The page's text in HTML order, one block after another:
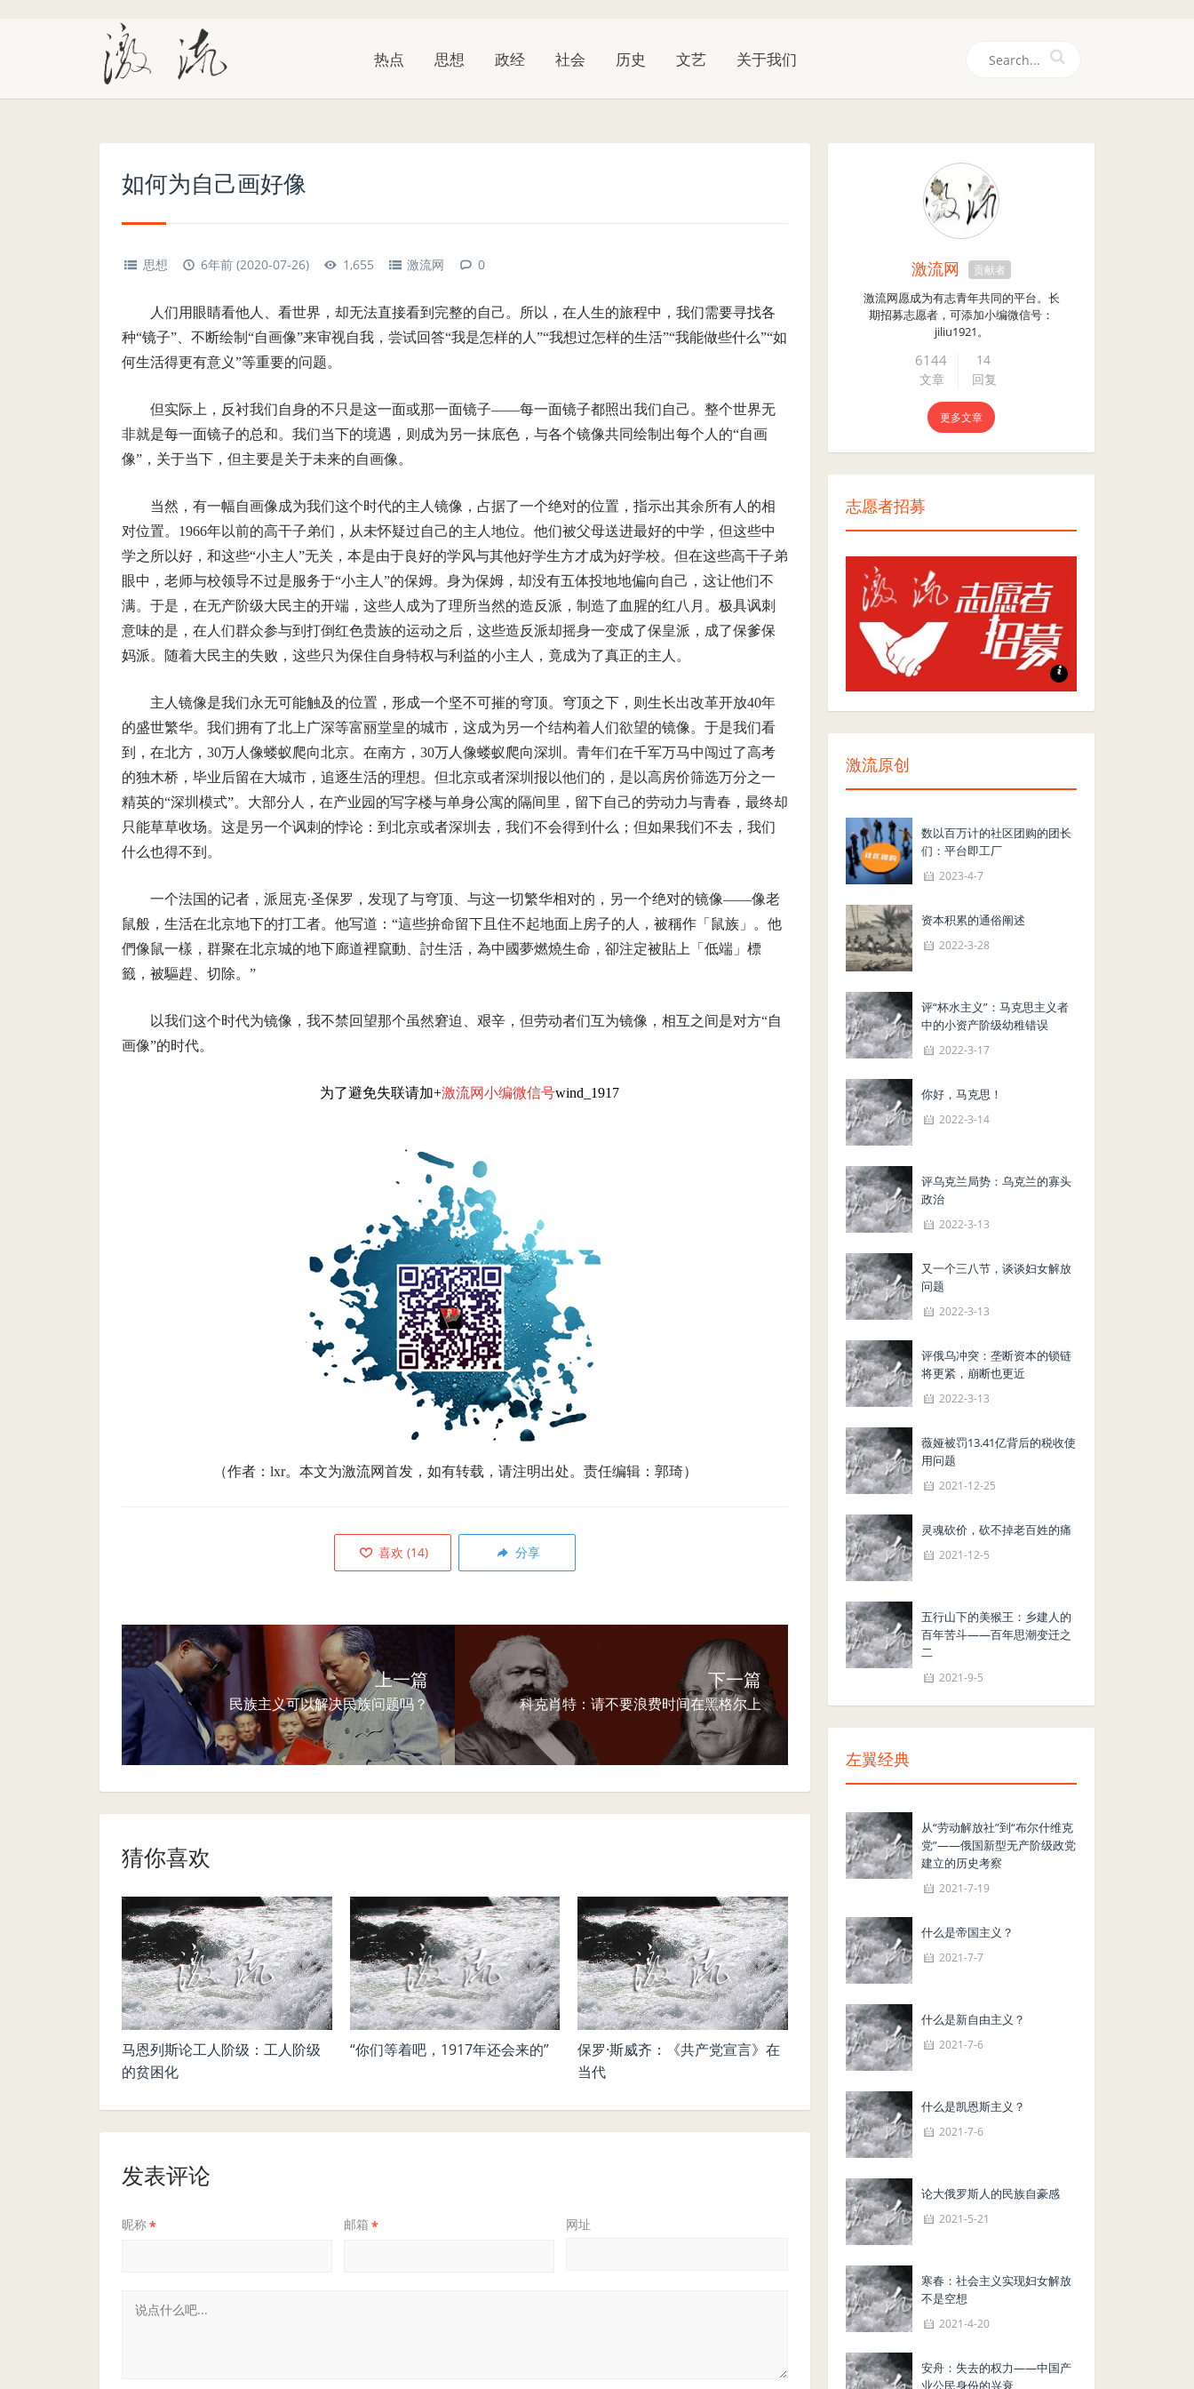
热点 思想 政经 社会 历史 文艺 关于我们
如何为自己画好像
思想 6年前 (2020-07-26) 1,655 激流网 0
人们用眼睛看他人、看世界，却无法直接看到完整的自己。所以，在人生的旅程中，我们需要寻找各
种“镜子”、不断绘制“自画像”来审视自我，尝试回答“我是怎样的人”“我想过怎样的生活”“我能做些什么”“如
何生活得更有意义”等重要的问题。
但实际上，反衬我们自身的不只是这一面或那一面镜子——每一面镜子都照出我们自己。整个世界无
非就是每一面镜子的总和。我们当下的境遇，则成为另一抹底色，与各个镜像共同绘制出每个人的“自画
像”，关于当下，但主要是关于未来的自画像。
当然，有一幅自画像成为我们这个时代的主人镜像，占据了一个绝对的位置，指示出其余所有人的相
对位置。1966年以前的高干子弟们，从未怀疑过自己的主人地位。他们被父母送进最好的中学，但这些中
学之所以好，和这些“小主人”无关，本是由于良好的学风与其他好学生方才成为好学校。但在这些高干子弟
眼中，老师与校领导不过是服务于“小主人”的保姆。身为保姆，却没有五体投地地偏向自己，这让他们不
满。于是，在无产阶级大民主的开端，这些人成为了理所当然的造反派，制造了血腥的红八月。极具讽刺
意味的是，在人们群众参与到打倒红色贵族的运动之后，这些造反派却摇身一变成了保皇派，成了保爹保
妈派。随着大民主的失败，这些只为保住自身特权与利益的小主人，竟成为了真正的主人。
主人镜像是我们永无可能触及的位置，形成一个坚不可摧的穹顶。穹顶之下，则生长出改革开放40年
的盛世繁华。我们拥有了北上广深等富丽堂皇的城市，这成为另一个结构着人们欲望的镜像。于是我们看
到，在北方，30万人像蝼蚁爬向北京。在南方，30万人像蝼蚁爬向深圳。青年们在千军万马中闯过了高考
的独木桥，毕业后留在大城市，追逐生活的理想。但北京或者深圳报以他们的，是以高房价筛选万分之一
精英的“深圳模式”。大部分人，在产业园的写字楼与单身公寓的隔间里，留下自己的劳动力与青春，最终却
只能草草收场。这是另一个讽刺的悖论：到北京或者深圳去，我们不会得到什么；但如果我们不去，我们
什么也得不到。
一个法国的记者，派屈克·圣保罗，发现了与穹顶、与这一切繁华相对的，另一个绝对的镜像——像老
鼠般，生活在北京地下的打工者。他写道：“這些拚命留下且住不起地面上房子的人，被稱作「鼠族」。他
們像鼠一樣，群聚在北京城的地下廊道裡竄動、討生活，為中國夢燃燒生命，卻注定被貼上「低端」標
籤，被驅趕、切除。”
以我们这个时代为镜像，我不禁回望那个虽然窘迫、艰辛，但劳动者们互为镜像，相互之间是对方“自
画像”的时代。
为了避免失联请加+激流网小编微信号wind_1917
（作者：lxr。本文为激流网首发，如有转载，请注明出处。责任编辑：郭琦）
喜欢 (14) 分享
上一篇
民族主义可以解决民族问题吗？
下一篇
科克肖特：请不要浪费时间在黑格尔上
猜你喜欢
马恩列斯论工人阶级：工人阶级
的贫困化
“你们等着吧，1917年还会来的”
保罗·斯威齐​：《共产党宣言》在
当代
发表评论
昵称* 邮箱 * 网址
激流网 贡献者
激流网愿成为有志青年共同的平台。长
期招募志愿者，可添加小编微信号：
jiliu1921。
6144
文章
14
回复
更多文章
志愿者招募
志愿者招募
激流原创
数以百万计的社区团购的团长
们：平台即工厂
2023-4-7
资本积累的通俗阐述
2022-3-28
评“杯水主义”：马克思主义者
中的小资产阶级幼稚错误
2022-3-17
你好，马克思！
2022-3-14
评乌克兰局势：乌克兰的寡头
政治
2022-3-13
又一个三八节，谈谈妇女解放
问题
2022-3-13
评俄乌冲突：垄断资本的锁链
将更紧，崩断也更近
2022-3-13
薇娅被罚13.41亿背后的税收使
用问题
2021-12-25
灵魂砍价，砍不掉老百姓的痛
2021-12-5
五行山下的美猴王：乡建人的
百年苦斗——百年思潮变迁之
二
2021-9-5
左翼经典
从“劳动解放社”到“布尔什维克
党”——俄国新型无产阶级政党
建立的历史考察
2021-7-19
什么是帝国主义？
2021-7-7
什么是新自由主义？
2021-7-6
什么是凯恩斯主义？
2021-7-6
论大俄罗斯人的民族自豪感
2021-5-21
寒春：社会主义实现妇女解放
不是空想
2021-4-20
安舟：失去的权力——中国产
业公民身份的兴衰